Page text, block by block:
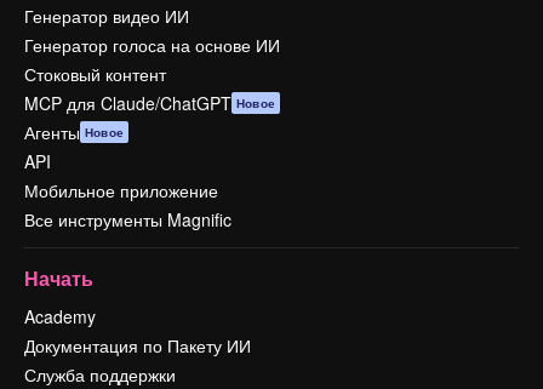
Генератор видео ИИ
Генератор голоса на основе ИИ
Стоковый контент
MCP для Claude/ChatGPT Новое
Агенты Новое
API
Мобильное приложение
Все инструменты Magnific
Начать
Academy
Документация по Пакету ИИ
Служба поддержки